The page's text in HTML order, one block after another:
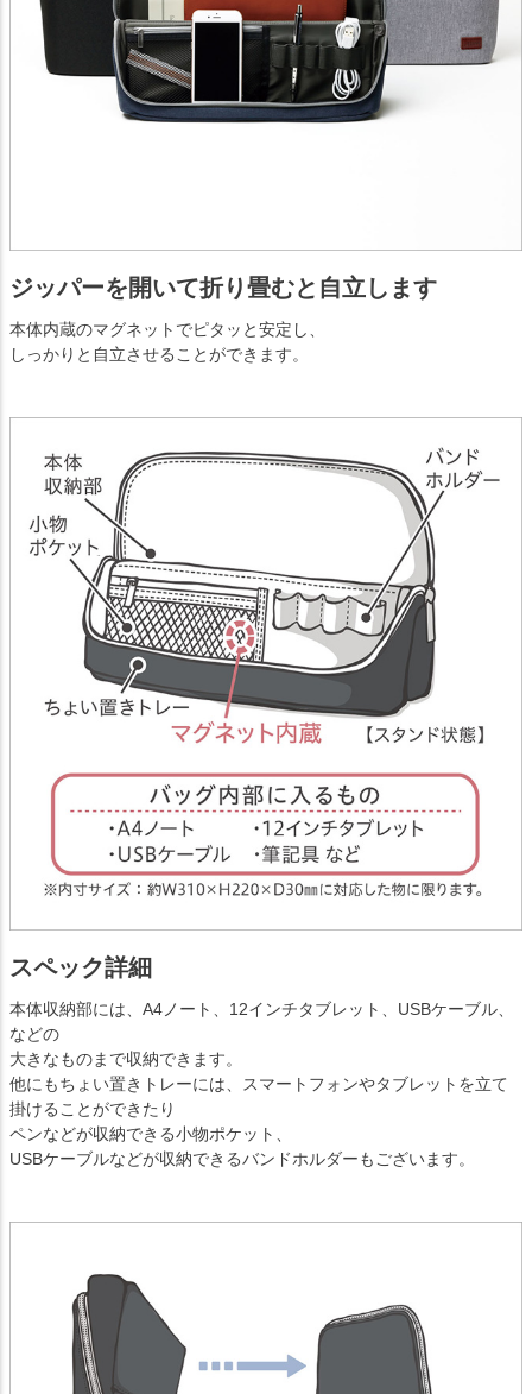
ジッパーを開いて折り畳むと自立します
本体内蔵のマグネットでピタッと安定し、
しっかりと自立させることができます。
スペック詳細
本体収納部には、A4ノート、12インチタブレット、USBケーブル、
などの
大きなものまで収納できます。
他にもちょい置きトレーには、スマートフォンやタブレットを立て
掛けることができたり
ペンなどが収納できる小物ポケット、
USBケーブルなどが収納できるバンドホルダーもございます。